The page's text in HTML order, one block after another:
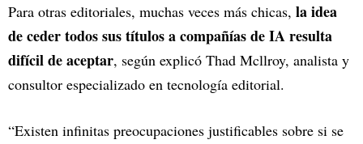
Para otras editoriales, muchas veces más chicas, la idea
de ceder todos sus títulos a compañías de IA resulta
difícil de aceptar, según explicó Thad Mcllroy, analista y
consultor especializado en tecnología editorial.
“Existen infinitas preocupaciones justificables sobre si se